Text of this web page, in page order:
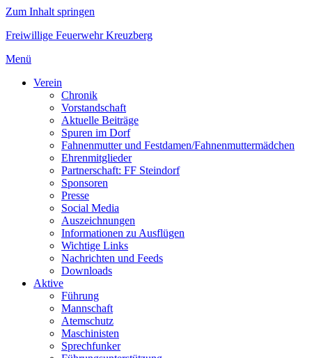
Zum Inhalt springen
Freiwillige Feuerwehr Kreuzberg
Menü
Verein
Chronik
Vorstandschaft
Aktuelle Beiträge
Spuren im Dorf
Fahnenmutter und Festdamen/Fahnenmuttermädchen
Ehrenmitglieder
Partnerschaft: FF Steindorf
Sponsoren
Presse
Social Media
Auszeichnungen
Informationen zu Ausflügen
Wichtige Links
Nachrichten und Feeds
Downloads
Aktive
Führung
Mannschaft
Atemschutz
Maschinisten
Sprechfunker